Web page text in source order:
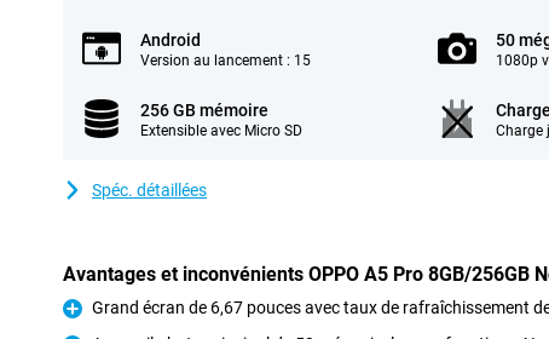
Android
Version au lancement : 15
50
1080p
256 GB mémoire
Extensible avec Micro SD Charge
Spéc. détaillées
Avantages et inconvénients OPPO A5 Pro 8GB/256GB
Pour
Grand écran de 6,67 pouces avec taux de rafraîchissement